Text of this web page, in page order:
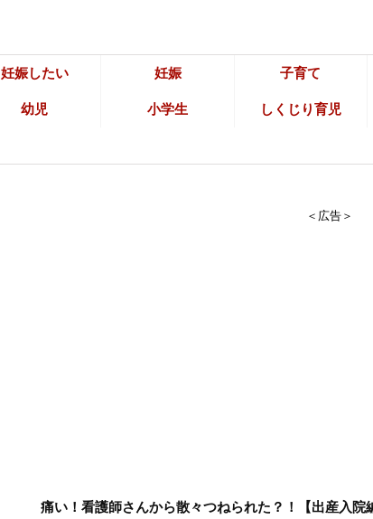
妊娠したい 妊娠 子育て
幼児 小学生 しくじり育児
＜広告＞
痛い！看護師さんから散々つねられた？！【出産入